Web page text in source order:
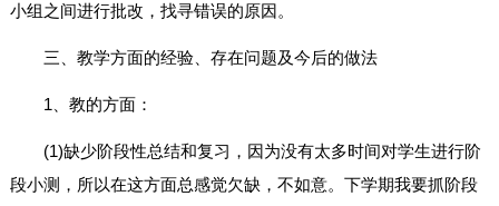
小组之间进行批改，找寻错误的原因。
三、教学方面的经验、存在问题及今后的做法
1、教的方面：
(1)缺少阶段性总结和复习，因为没有太多时间对学生进行阶
段小测，所以在这方面总感觉欠缺，不如意。下学期我要抓阶段